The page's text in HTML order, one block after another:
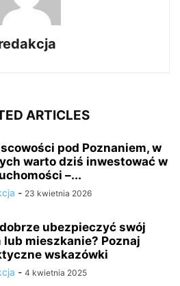
ARTICLES
pod Poznaniem, w
warto dziś inwestować w
–...
- 23 kwietnia 2026
ubezpieczyć swój
lub mieszkanie? Poznaj
wskazówki
- 4 kwietnia 2025